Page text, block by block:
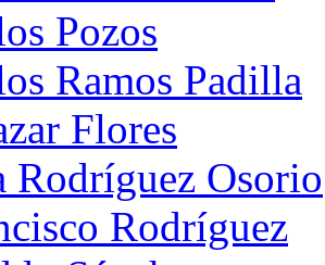
Pozos
Ramos Padilla
Flores
Rodríguez Osorio
Rodríguez